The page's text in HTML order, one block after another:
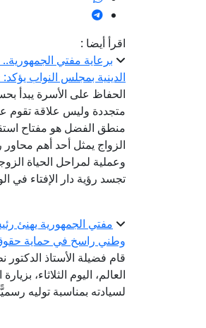
اقرأ أيضا :
برعاية مفتي
الدينية بمجلس النواب
الحفاظ على الأسرة يبدأ
متجددة وليس علاقة تقوم
منطق الفضل هو مفتاح
الزواج يمثل أحد أهم محاور
وعملية لمراحل الحياة
تجسد رؤية دار الإفتاء في
مفتي الجمهورية يهنئ
وطني راسخ في حماية حقوق
قام فضيلة الأستاذ الدكتور
العالم، اليوم الثلاثاء،
لسيادته بمناسبة توليه